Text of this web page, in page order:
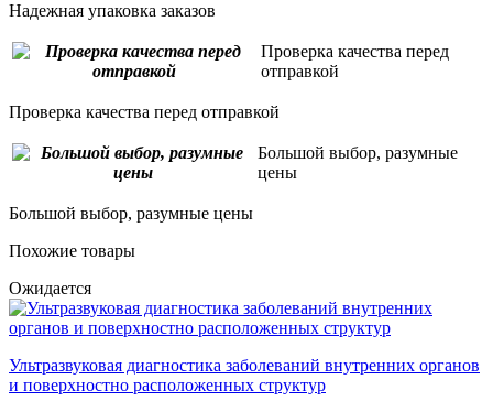
Надежная упаковка заказов
Проверка качества перед
отправкой
Проверка качества перед отправкой
Большой выбор, разумные
цены
Большой выбор, разумные цены
Похожие товары
Ожидается
Ультразвуковая диагностика заболеваний внутренних органов
и поверхностно расположенных структур